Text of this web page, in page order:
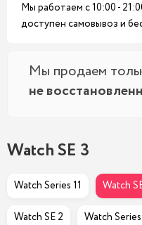
Мы работаем с 10:00 -
доступен самовывоз и
Мы продаем
не
Watch SE 3
Watch Series 11 Watch
Watch SE 2 Watch